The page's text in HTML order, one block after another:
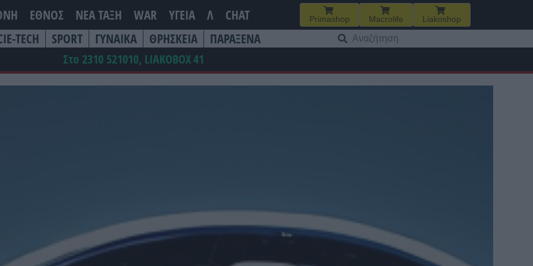
ΕΘΝΟΣ ΝΕΑ ΤΆΞΗ WAR ΥΓΕΙΑ Λ CHAT Primashop Macrolife Liakoshop
TECH SPORT ΓΥΝΑΙΚΑ ΘΡΗΣΚΕΙΑ ΠΑΡΑΞΕΝΑ
για:
Στο 2310 521010, LIAKOBOX41